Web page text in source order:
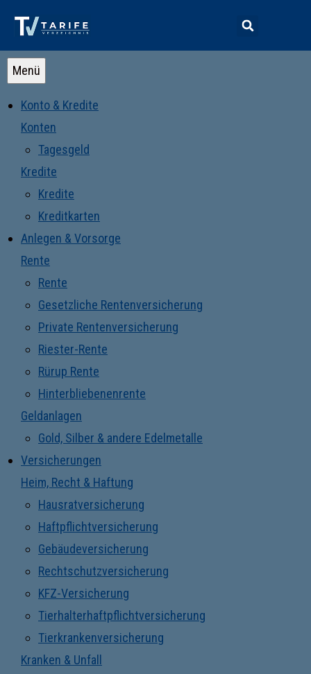
Menü
Konto & Kredite
Konten
Tagesgeld
Kredite
Kredite
Kreditkarten
Anlegen & Vorsorge
Rente
Rente
Gesetzliche Rentenversicherung
Private Rentenversicherung
Riester-Rente
Rürup Rente
Hinterbliebenenrente
Geldanlagen
Gold, Silber & andere Edelmetalle
Versicherungen
Heim, Recht & Haftung
Hausratversicherung
Haftpflichtversicherung
Gebäudeversicherung
Rechtschutzversicherung
KFZ-Versicherung
Tierhalterhaftpflichtversicherung
Tierkrankenversicherung
Kranken & Unfall